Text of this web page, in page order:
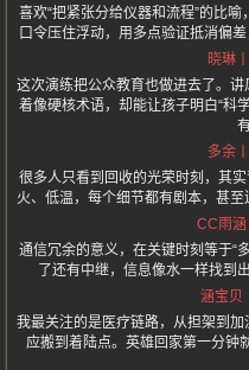
喜欢“把紧张分给仪器和流程”的比
口令压住浮动，用多点验证抵消偏差
晓琳
这次演练把公众教育也做进去了。
着像硬核术语，却能让孩子明白“科
多余
很多人只看到回收的光荣时刻，其
火、低温，每个细节都有剧本，甚至
CC雨涵
通信冗余的意义，在关键时刻等于“
了还有中继，信息像水一样找到
涵宝贝
我最关注的是医疗链路，从担架到
应搬到着陆点。英雄回家第一分钟